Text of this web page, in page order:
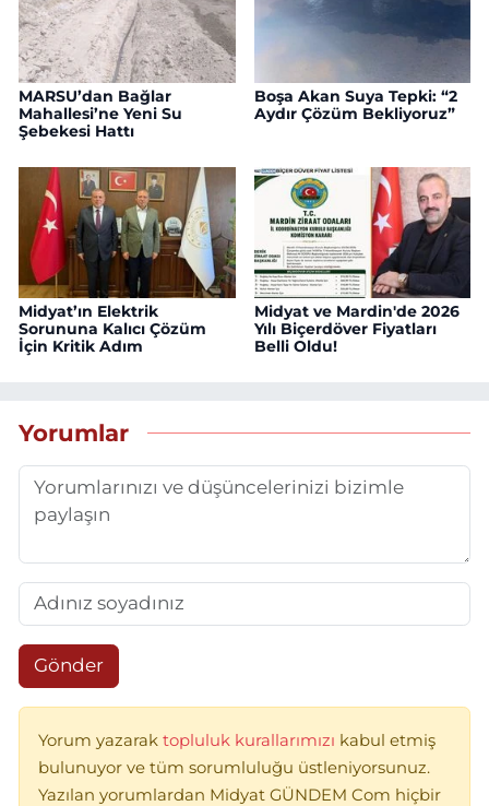
MARSU’dan Bağlar
Mahallesi’ne Yeni Su
Şebekesi Hattı
Boşa Akan Suya Tepki: “2
Aydır Çözüm Bekliyoruz”
Midyat’ın Elektrik
Sorununa Kalıcı Çözüm
İçin Kritik Adım
Midyat ve Mardin'de 2026
Yılı Biçerdöver Fiyatları
Belli Oldu!
Yorumlar
Gönder
Yorum yazarak topluluk kurallarımızı kabul etmiş
bulunuyor ve tüm sorumluluğu üstleniyorsunuz.
Yazılan yorumlardan Midyat GÜNDEM Com hiçbir